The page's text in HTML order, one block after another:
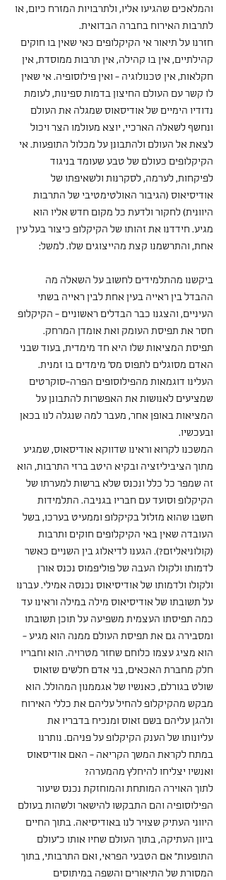
והמלאכים שהגיעו אליו, ולתרבויות המזרח כיום, או
לתרבות האירוח בחברה הבדואית.
חזרנו על תיאור אי הקיקלופים כאי שאין בו חוקים
קהילתיים, אין בו קהילה, אין תרבות ממוסדת, אין
חקלאות, אין טכנולוגיה - ואין פילוסופיה. אי שאין
לו קשר עם העולם החיצון בדמות ספינות, לעומת
נדודיו הימיים של אודיסאוס שמגלה את העולם
ונחשף לשאלה הארכיי, יוצא מעולמו הצר ויכול
לצאת אל העולם ולהתבונן על מכלול התופעות. אי
הקיקלופים כעולם של טבע שעומד בניגוד
לפיקחות, לערמה, לסקרנות ולשאיפתו של
אודיסיאוס (הגיבור האולטימטיבי של התרבות
היוונית) לחקור ולדעת כל מקום חדש אליו הוא
מגיע. חידדנו את זהותו של הקיקלופ כיצור בעל עין
אחת, והתרשמנו קצת מהייצוגים שלו. למשל:
ביקשנו מהתלמידים לחשוב על השאלה מה
ההבדל בין ראייה בעין אחת לבין ראייה בשתי
העיניים, והצגנו כבר הבדלים ראשוניים - הקיקלופ
חסר את תפיסת העומק ואת אומדן המרחק.
תפיסת המציאות שלו היא חד מימדית, בעוד שבני
האדם מסוגלים לתפוס מס' מימדים בו זמנית.
העלינו דוגמאות מהפילוסופים הפרה-סוקרטים
שמציעים לאנושות את האפשרות להתבונן על
המציאות באופן אחר, מעבר למה שנגלה לנו בכאן
ובעכשיו.
המשכנו לקרוא וראינו שדווקא אודיסאוס, שמגיע
מתוך הציביליזציה ובקיא היטב ברזי התרבות, הוא
זה שמפר כל כלל ונכנס שלא ברשות למערתו של
הקיקלופ וסועד עם חבריו בגניבה. התלמידות
חשבו שהוא מזלזל בקיקלופ וממעיט בערכו, בשל
העובדה שאין באי הקיקלופים חוקים ותרבות
(קולוניאליזם?). הגענו לדיאלוג בין השניים כאשר
לדמותו ולקולו העבה של פוליפמוס נכנס אורן
ולקולו ולדמותו של אודיסיאוס נכנסה אמילי. עברנו
על תשובתו של אודיסיאוס מילה במילה וראינו עד
כמה תפיסתו העצמית משפיעה על תוכן תשובתו
ומסבירה גם את תפיסת העולם ממנה הוא מגיע -
הוא מציג עצמו כלוחם שחזר מטרויה. הוא וחבריו
חלק מחברת האכאים, בני אדם חלשים שזאוס
שולט בגורלם, כאנשיו של אגממנון המהולל. הוא
מבקש מהקיקלופ להחיל עליהם את כללי האירוח
ולהגן עליהם בשם זאוס ומנכיח בדבריו את
עליונותו של הענק הקיקלופ על פניהם. נותרנו
במתח לקראת המשך הקריאה - האם אודיסאוס
ואנשיו יצליחו להיחלץ מהמערה?
לתוך האוירה המותחת והמוחזקת נכנס שיעור
הפילוסופיה והם התבקשו להישאר ולשהות בעולם
היווני העתיק שצויר לנו באודיסיאה. בתוך החיים
ביוון העתיקה, בתוך העולם שחיו אותו כ"עולם
התופעות" אם הטבעי הפראי, ואם התרבותי, בתוך
המסורת של התיאורים והשפה במיתוסים